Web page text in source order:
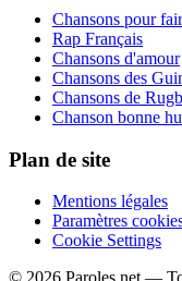
Chansons pour
Rap Français
Chansons d'amour
Chansons des
Chansons de
Chanson bonne
Plan de site
Mentions légales
Paramètres
Cookie Settings